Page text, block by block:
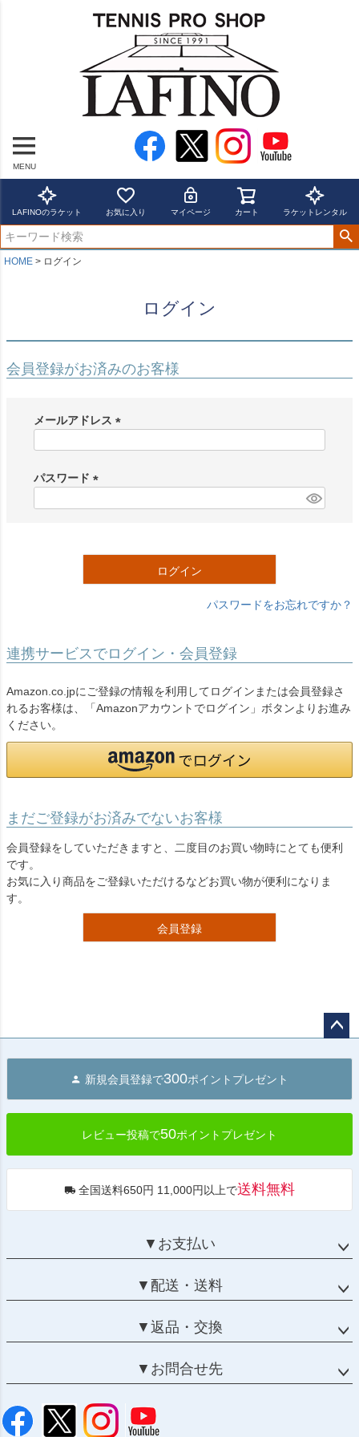
MENU
LAFINOのラケット お気に入り マイページ カート ラケットレンタル
HOME ログイン
ログイン
会員登録がお済みのお客様
メールアドレス
)
パスワード
ログイン
パスワードをお忘れですか？
連携サービスでログイン・会員登録
Amazon.co.jpにご登録の情報を利用してログインまたは会員登録さ
れるお客様は、「Amazonアカウントでログイン」ボタンよりお進み
ください。
まだご登録がお済みでないお客様
会員登録をしていただきますと、二度目のお買い物時にとても便利
です。
お気に入り商品をご登録いただけるなどお買い物が便利になりま
す。
会員登録
へ
新規会員登録で300ポイントプレゼント
レビュー投稿で50ポイントプレゼント
全国送料650円 11,000円以上で送料無料
▼お支払い
▼配送・送料
▼返品・交換
▼お問合せ先